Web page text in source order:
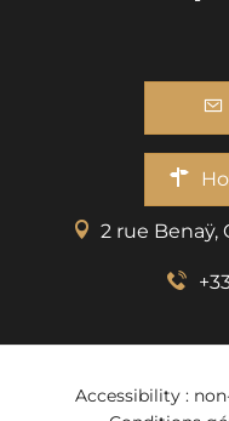
2 rue Benaÿ,
Accessibility :